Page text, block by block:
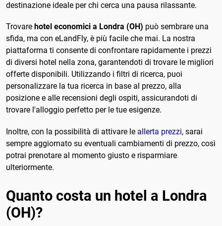
destinazione ideale per chi cerca una pausa rilassante.
Trovare hotel economici a Londra (OH) può sembrare una
sfida, ma con eLandFly, è più facile che mai. La nostra
piattaforma ti consente di confrontare rapidamente i prezzi
di diversi hotel nella zona, garantendoti di trovare le migliori
offerte disponibili. Utilizzando i filtri di ricerca, puoi
personalizzare la tua ricerca in base al prezzo, alla
posizione e alle recensioni degli ospiti, assicurandoti di
trovare l'alloggio perfetto per le tue esigenze.
Inoltre, con la possibilità di attivare le allerta prezzi, sarai
sempre aggiornato su eventuali cambiamenti di prezzo, così
potrai prenotare al momento giusto e risparmiare
ulteriormente.
Quanto costa un hotel a Londra
(OH)?